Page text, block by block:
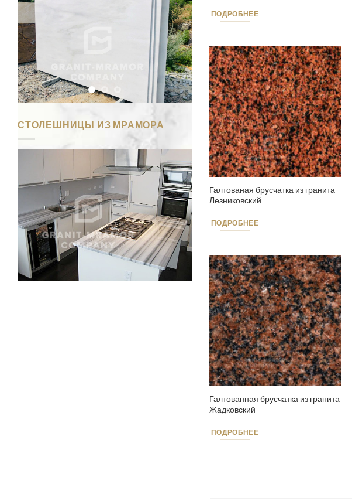
СТОЛЕШНИЦЫ ИЗ МРАМОРА
ПОДРОБНЕЕ
Галтованая брусчатка из гранита
Лезниковский
ПОДРОБНЕЕ
Галтованная брусчатка из гранита
Жадковский
ПОДРОБНЕЕ